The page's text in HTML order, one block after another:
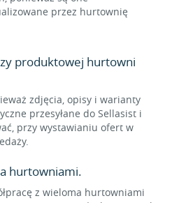
przez hurtownię
produktowej hurtowni
zdjęcia, opisy i warianty
przesyłane do Sellasist i
przy wystawianiu ofert w
hurtowniami.
z wieloma hurtowniami